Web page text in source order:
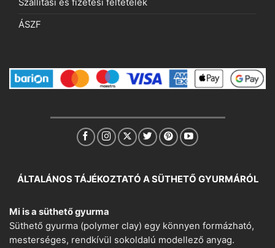
Szállítási és fizetési feltételek
ÁSZF
ÁLTALÁNOS TÁJÉKOZTATÓ A SÜTHETŐ GYURMÁRÓL
Mi is a süthető gyurma
Süthető gyurma (polymer clay) egy könnyen formázható,
mesterséges, rendkívül sokoldalú modellező anyag.